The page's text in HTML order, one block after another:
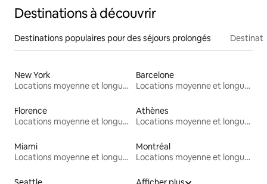
Destinations à découvrir
Destinations populaires pour des séjours prolongés
New York
Locations moyenne et longue durée
Barcelone
Locations moyenne et longue durée
Florence
Locations moyenne et longue durée
Athènes
Locations moyenne et longue durée
Miami
Locations moyenne et longue durée
Montréal
Locations moyenne et longue durée